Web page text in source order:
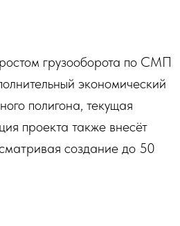
грузооборота по СМП
экономический
полигона, текущая
проекта также внесёт
создание до 50